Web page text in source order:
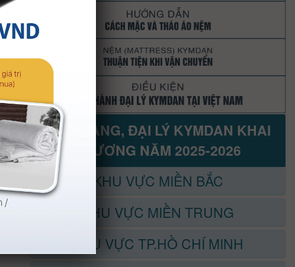
CỬA HÀNG, ĐẠI LÝ KYMDAN KHAI
TRƯƠNG NĂM 2025-2026
KHU VỰC MIỀN BẮC
KHU VỰC MIỀN TRUNG
KHU VỰC TP.HỒ CHÍ MINH